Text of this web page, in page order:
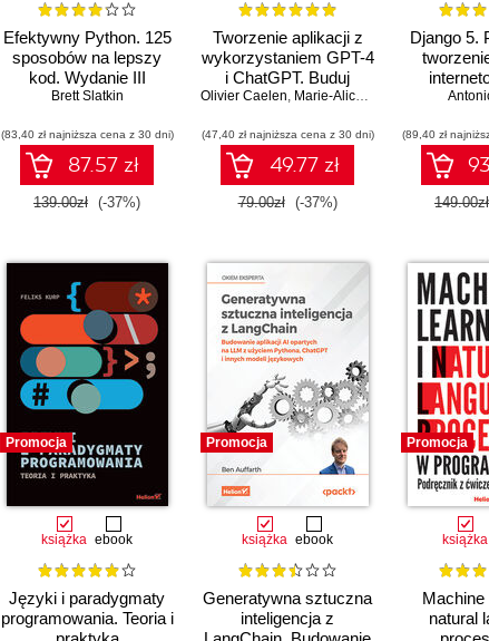
Efektywny Python. 125
sposobów na lepszy
kod. Wydanie III
Brett Slatkin
(83,40 zł najniższa cena z 30 dni)
87.57 zł
139.00zł (-37%)
Tworzenie aplikacji z
wykorzystaniem GPT-4
i ChatGPT. Buduj
inteligentne chatboty,
realizuj fascynujące
projekty. Wydanie II
Olivier Caelen, Marie-Alice Blete
(47,40 zł najniższa cena z 30 dni)
49.77 zł
79.00zł (-37%)
Django 5.
Pythonie.
(89,40 zł
149.00zł
Promocja
książka ebook
Języki i paradygmaty
programowania. Teoria i
Promocja
książka ebook
Generatywna sztuczna
inteligencja z
Promocja
książka
Machine
natural